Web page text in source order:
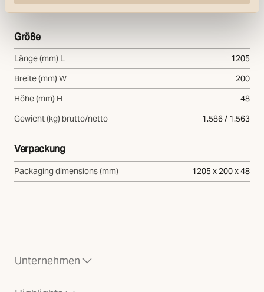
Modul
1200 296mm
Größe
Länge (mm) L
1205
Breite (mm) W
200
Höhe (mm) H
48
Gewicht (kg) brutto/netto
1.586 / 1.563
Verpackung
Packaging dimensions (mm) 1205 x 200 x 48
Unternehmen